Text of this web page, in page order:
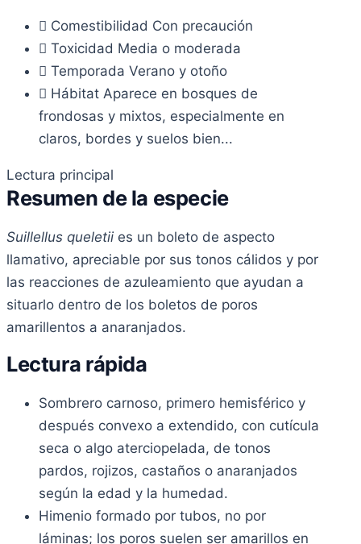
Comestibilidad Con precaución
Toxicidad Media o moderada
Temporada Verano y otoño
Hábitat Aparece en bosques de
frondosas y mixtos, especialmente en
claros, bordes y suelos bien...
Lectura principal
Resumen de la especie
Suillellus queletii es un boleto de aspecto
llamativo, apreciable por sus tonos cálidos y por
las reacciones de azuleamiento que ayudan a
situarlo dentro de los boletos de poros
amarillentos a anaranjados.
Lectura rápida
Sombrero carnoso, primero hemisférico y
después convexo a extendido, con cutícula
seca o algo aterciopelada, de tonos
pardos, rojizos, castaños o anaranjados
según la edad y la humedad.
Himenio formado por tubos, no por
láminas; los poros suelen ser amarillos en